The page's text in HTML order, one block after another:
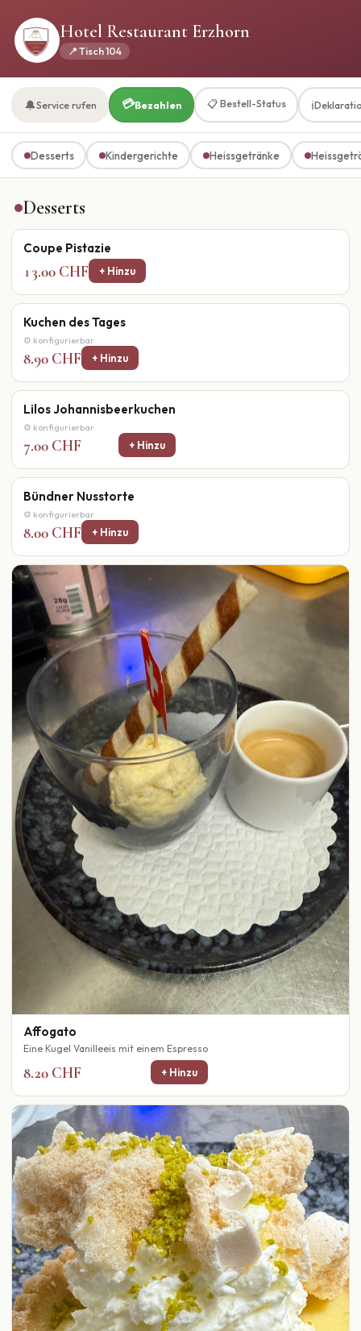
Hotel Restaurant Erzhorn
📍 Tisch 104
🔔Service rufen 💳Bezahlen 📋 Bestell-Status ℹ️
Desserts Kindergerichte Heissgetränke
Desserts
Coupe Pistazie
13.00 CHF + Hinzu
Kuchen des Tages
⚙ konfigurierbar
8.90 CHF + Hinzu
Lilos Johannisbeerkuchen
⚙ konfigurierbar
7.00 CHF + Hinzu
Bündner Nusstorte
⚙ konfigurierbar
8.00 CHF + Hinzu
Affogato
Eine Kugel Vanilleeis mit einem Espresso
8.20 CHF + Hinzu